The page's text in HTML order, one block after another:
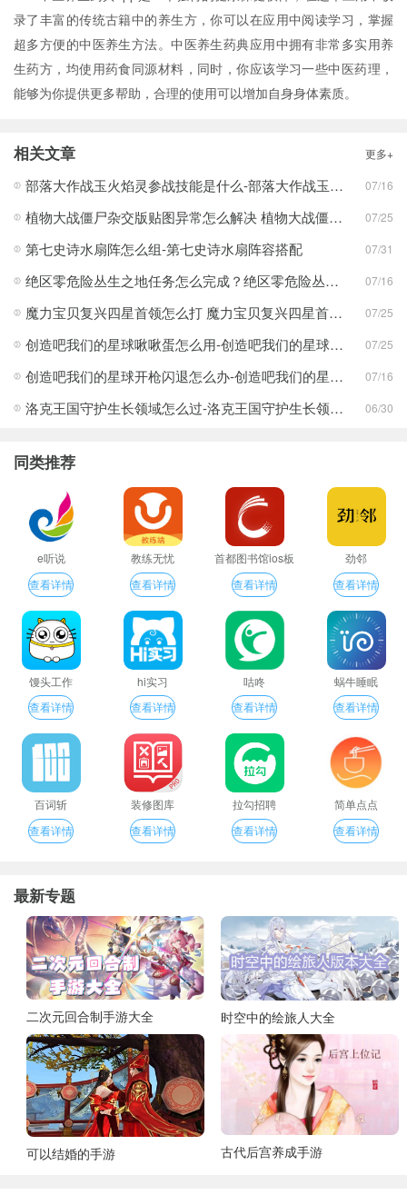
录了丰富的传统古籍中的养生方，你可以在应用中阅读学习，掌握
超多方便的中医养生方法。中医养生药典应用中拥有非常多实用养
生药方，均使用药食同源材料，同时，你应该学习一些中医药理，
能够为你提供更多帮助，合理的使用可以增加自身身体素质。
相关文章 更多+
部落大作战玉火焰灵参战技能是什么-部落大作战玉火焰灵参战技能合集 07/16
植物大战僵尸杂交版贴图异常怎么解决 植物大战僵尸杂交版贴图异常教程 07/25
第七史诗水扇阵怎么组-第七史诗水扇阵容搭配 07/31
绝区零危险丛生之地任务怎么完成？绝区零危险丛生之地任务完成攻略 07/16
魔力宝贝复兴四星首领怎么打 魔力宝贝复兴四星首领打法合集 07/25
创造吧我们的星球啾啾蛋怎么用-创造吧我们的星球啾啾蛋使用攻略 07/25
创造吧我们的星球开枪闪退怎么办-创造吧我们的星球开枪闪退合集 07/16
洛克王国守护生长领域怎么过-洛克王国守护生长领域通关攻略 06/30
同类推荐
e听说
查看详情
教练无忧
查看详情
首都图书馆ios板
查看详情
劲邻
查看详情
馒头工作
查看详情
hi实习
查看详情
咕咚
查看详情
蜗牛睡眠
查看详情
百词斩
查看详情
装修图库
查看详情
拉勾招聘
查看详情
简单点点
查看详情
最新专题
二次元回合制手游大全 时空中的绘旅人大全
可以结婚的手游 古代后宫养成手游